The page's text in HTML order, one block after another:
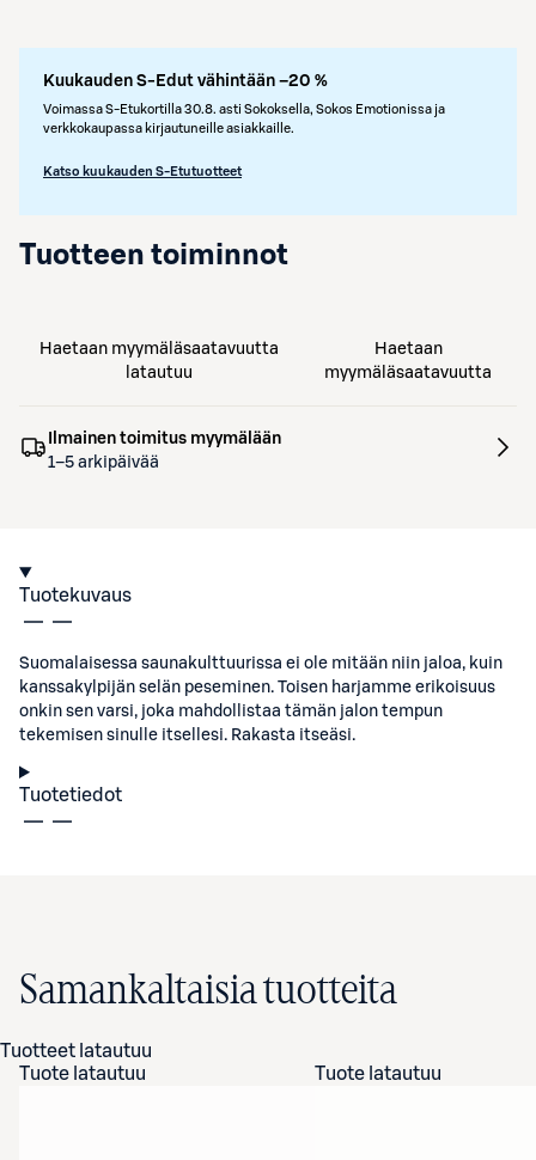
Kuukauden S-Edut vähintään –20 %
Voimassa S-Etukortilla 30.8. asti Sokoksella, Sokos Emotionissa ja
verkkokaupassa kirjautuneille asiakkaille.
Katso kuukauden S-Etutuotteet
Tuotteen toiminnot
Haetaan myymäläsaatavuutta
latautuu
Haetaan
myymäläsaatavuutta
Ilmainen toimitus myymälään
1–5 arkipäivää
Tuotekuvaus
Suomalaisessa saunakulttuurissa ei ole mitään niin jaloa, kuin
kanssakylpijän selän peseminen. Toisen harjamme erikoisuus
onkin sen varsi, joka mahdollistaa tämän jalon tempun
tekemisen sinulle itsellesi. Rakasta itseäsi.
Tuotetiedot
Samankaltaisia tuotteita
Tuotteet latautuu
Tuote latautuu
Tuote latautuu